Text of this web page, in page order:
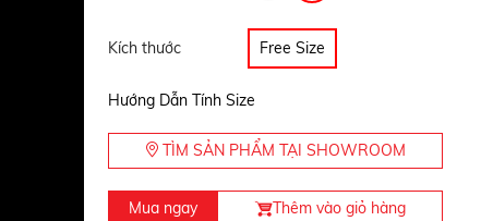
Kích thước Free Size
Hướng Dẫn Tính Size
TÌM SẢN PHẨM TẠI SHOWROOM
Mua ngay Thêm vào giỏ hàng